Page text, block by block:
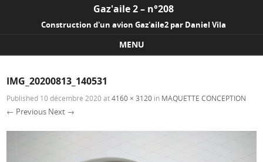
Gaz'aile 2 – n°208
Construction d'un avion Gaz'aile2 par Daniel Vila
MENU
IMG_20200813_140531
Published 10 décembre 2020at4160 × 3120 in MAQUETTE CONCEPTION
← Previous Next →